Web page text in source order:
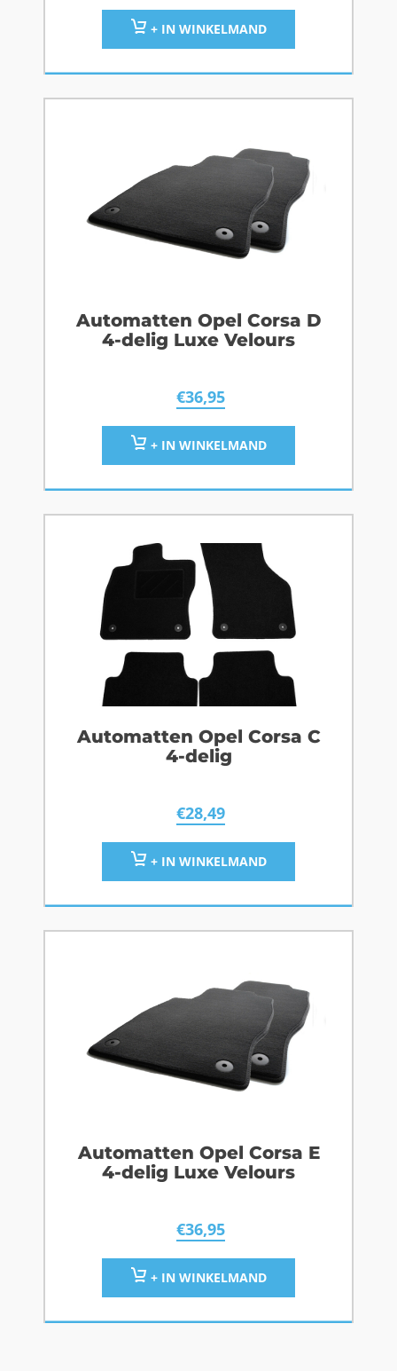
+ IN WINKELMAND
Automatten Opel Corsa D
4-delig Luxe Velours
€36,95
+ IN WINKELMAND
Automatten Opel Corsa C
4-delig
€28,49
+ IN WINKELMAND
Automatten Opel Corsa E
4-delig Luxe Velours
€36,95
+ IN WINKELMAND